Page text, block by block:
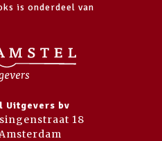
is onderdeel van
Uitgevers bv
18